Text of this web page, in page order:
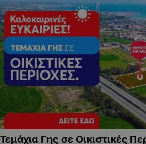
Τεμάχια Γης σε Οικιστικές